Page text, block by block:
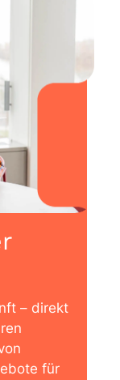
– direkt
für